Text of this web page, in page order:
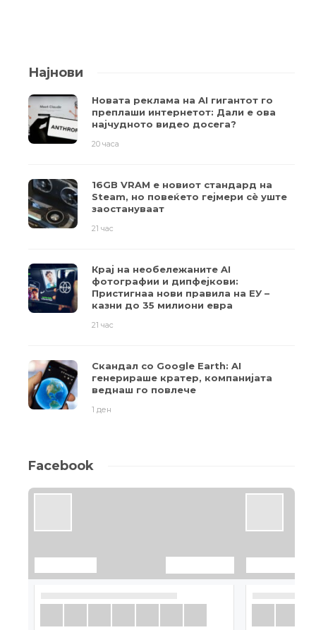
Најнови
Новата реклама на AI гигантот го
преплаши интернетот: Дали е ова
најчудното видео досега?
20 часа
16GB VRAM е новиот стандард на
Steam, но повеќето гејмери ​​сè уште
заостануваат
21 час
Крај на необележаните AI
фотографии и дипфејкови:
Пристигнаа нови правила на ЕУ –
казни до 35 милиони евра
21 час
Скандал со Google Earth: AI
генерираше кратер, компанијата
веднаш го повлече
1 ден
Facebook